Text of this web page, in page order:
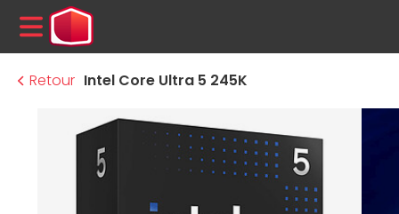
MENU
Retour Intel Core Ultra 5 245K